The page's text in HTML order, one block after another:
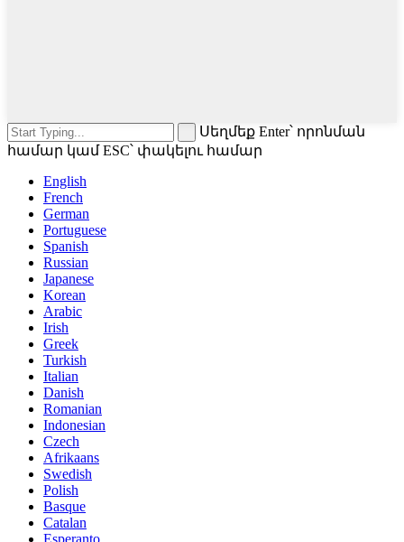
Սեղմեք Enter՝ որոնման
համար կամ ESC՝ փակելու համար
English
French
German
Portuguese
Spanish
Russian
Japanese
Korean
Arabic
Irish
Greek
Turkish
Italian
Danish
Romanian
Indonesian
Czech
Afrikaans
Swedish
Polish
Basque
Catalan
Esperanto